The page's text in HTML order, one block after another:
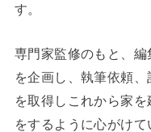
す。
専門家監修のもと、
を企画し、執筆依頼
を取得しこれから家
をするように心がけて